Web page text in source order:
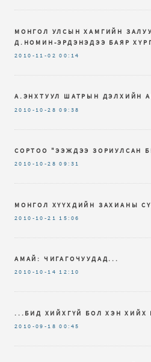
МОНГОЛ УЛСЫН ХАМГИЙН
Д.НОМИН-ЭРДЭНЭДЭЭ БАЯР
2010-11-02 00:14
А.ЭНХТУУЛ ШАТРЫН ДЭЛХИЙН
2010-10-28 09:38
СОРТОО "ЭЭЖДЭЭ ЗОРИУЛСАН
2010-10-28 09:31
МОНГОЛ ХҮҮХДИЙН ЗАХИАНЫ
2010-10-21 15:06
АМАЙ: ЧИГАГОЧУУДАД...
2010-10-14 12:10
...БИД ХИЙХГҮЙ БОЛ ХЭН ХИЙХ
2010-09-18 00:45